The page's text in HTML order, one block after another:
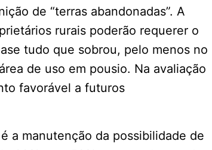
de “terras abandonadas”. A
rurais poderão requerer o
tudo que sobrou, pelo menos no
de uso em pousio. Na avaliação
favorável a futuros
a manutenção da possibilidade de